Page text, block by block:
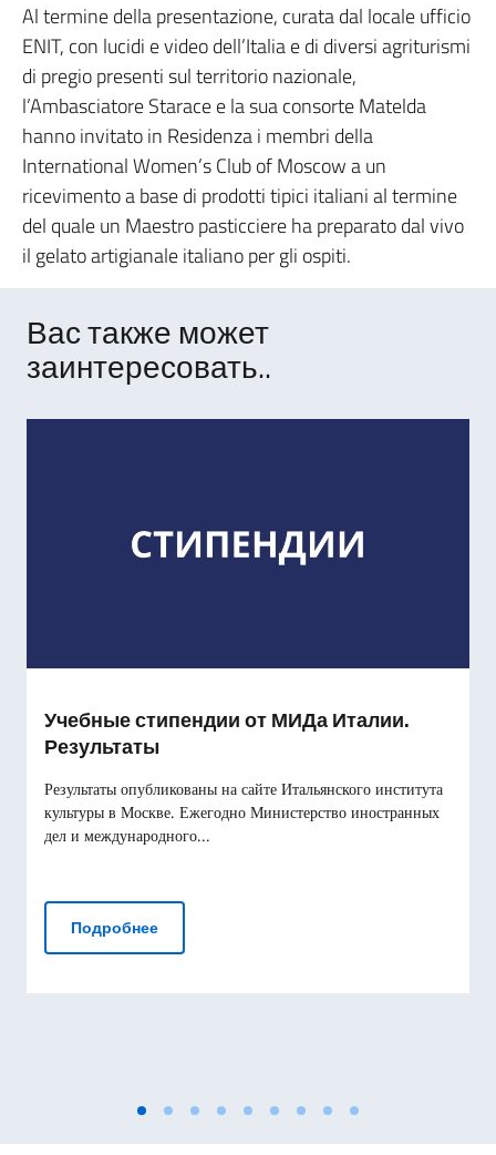
Al termine della presentazione, curata dal locale ufficio
ENIT, con lucidi e video dell’Italia e di diversi agriturismi
di pregio presenti sul territorio nazionale,
l’Ambasciatore Starace e la sua consorte Matelda
hanno invitato in Residenza i membri della
International Women’s Club of Moscow a un
ricevimento a base di prodotti tipici italiani al termine
del quale un Maestro pasticciere ha preparato dal vivo
il gelato artigianale italiano per gli ospiti.
Вас также может
заинтересовать..
Учебные стипендии от МИДа Италии.
Результаты
Результаты опубликованы на сайте Итальянского института
культуры в Москве. Ежегодно Министерство иностранных
дел и международного...
ПодробнееУчебные стипендии от МИДа Италии.